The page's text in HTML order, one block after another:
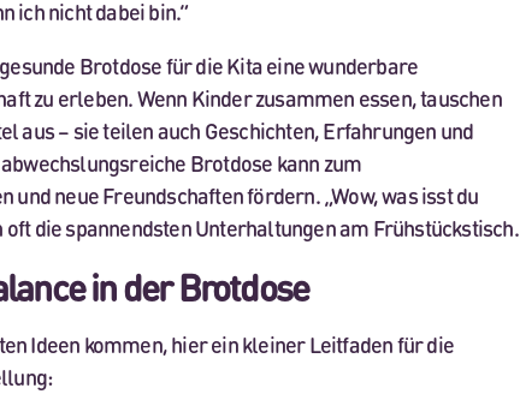
ich nicht dabei bin.“
Brotdose für die Kita eine wunderbare
zu erleben. Wenn Kinder zusammen essen, tauschen
aus – sie teilen auch Geschichten, Erfahrungen und
Brotdose kann zum
und neue Freundschaften fördern. „Wow, was isst du
oft die spannendsten Unterhaltungen am Frühstückstisch.
in der Brotdose
Ideen kommen, hier ein kleiner Leitfaden für die